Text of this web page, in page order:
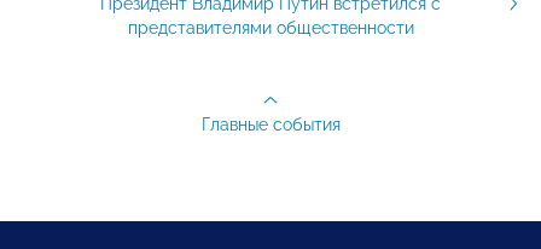
Президент Владимир Путин встретился с
представителями общественности
Главные события